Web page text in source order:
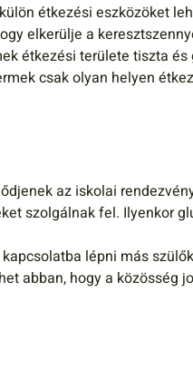
étkezési eszközöket
elkerülje a
étkezési területe tiszta
csak olyan helyen
az iskolai
szolgálnak fel. Ilyenkor
lépni más
abban, hogy a közösség